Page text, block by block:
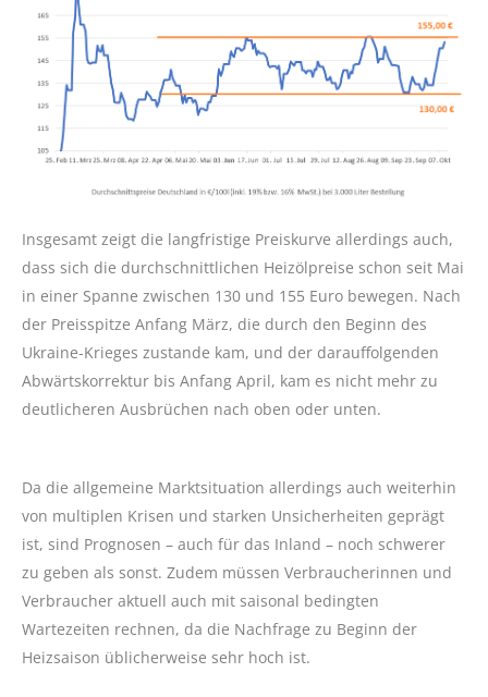
Insgesamt zeigt die langfristige Preiskurve allerdings auch,
dass sich die durchschnittlichen Heizölpreise schon seit Mai
in einer Spanne zwischen 130 und 155 Euro bewegen. Nach
der Preisspitze Anfang März, die durch den Beginn des
Ukraine-Krieges zustande kam, und der darauffolgenden
Abwärtskorrektur bis Anfang April, kam es nicht mehr zu
deutlicheren Ausbrüchen nach oben oder unten.
Da die allgemeine Marktsituation allerdings auch weiterhin
von multiplen Krisen und starken Unsicherheiten geprägt
ist, sind Prognosen – auch für das Inland – noch schwerer
zu geben als sonst. Zudem müssen Verbraucherinnen und
Verbraucher aktuell auch mit saisonal bedingten
Wartezeiten rechnen, da die Nachfrage zu Beginn der
Heizsaison üblicherweise sehr hoch ist.